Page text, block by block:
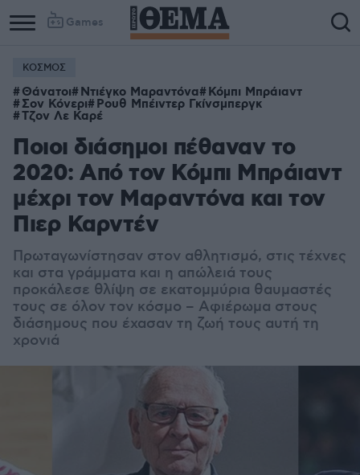
Games
ΚΟΣΜΟΣ
Θάνατοι Ντιέγκο Μαραντόνα Κόμπι Μπράιαντ
Σον Κόνερι Ρουθ Μπέιντερ Γκίνσμπεργκ
Τζον Λε Καρέ
Ποιοι διάσημοι πέθαναν το
2020: Από τον Κόμπι Μπράιαντ
μέχρι τον Μαραντόνα και τον
Πιερ Καρντέν
Πρωταγωνίστησαν στον αθλητισμό, στις τέχνες
και στα γράμματα και η απώλειά τους
προκάλεσε θλίψη σε εκατομμύρια θαυμαστές
τους σε όλον τον κόσμο – Αφιέρωμα στους
διάσημους που έχασαν τη ζωή τους αυτή τη
χρονιά